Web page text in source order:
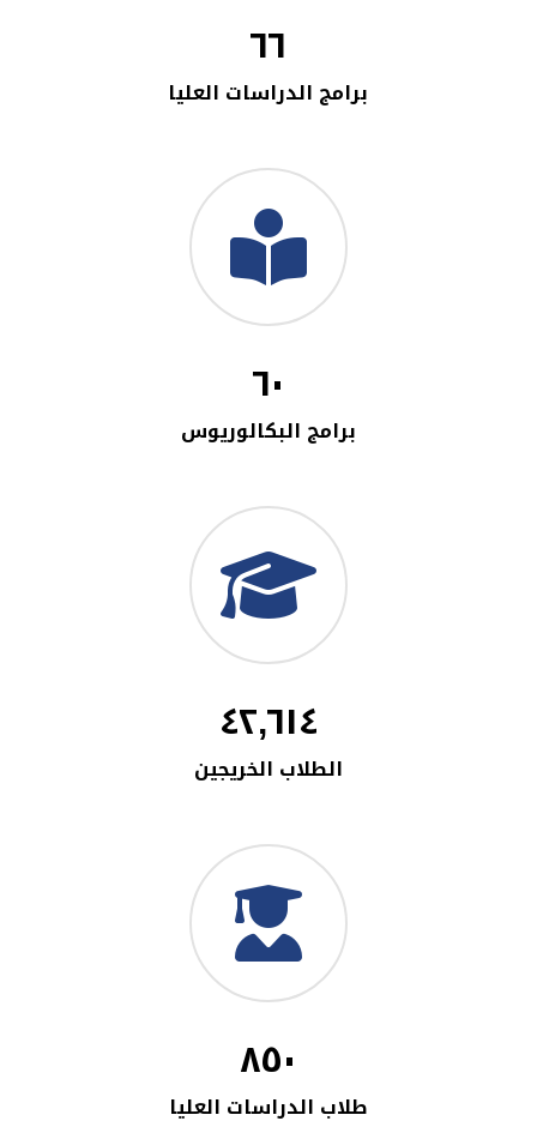
٦٦
برامج الدراسات العليا
٦٠
برامج البكالوريوس
٤٢,٦١٤
الطلاب الخريجين
٨٥٠
طلاب الدراسات العليا